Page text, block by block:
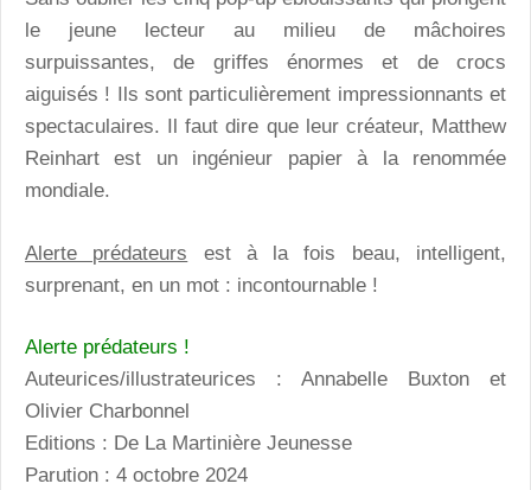
le jeune lecteur au milieu de mâchoires
surpuissantes, de griffes énormes et de crocs
aiguisés ! Ils sont particulièrement impressionnants et
spectaculaires. Il faut dire que leur créateur, Matthew
Reinhart est un ingénieur papier à la renommée
mondiale.
Alerte prédateurs est à la fois beau, intelligent,
surprenant, en un mot : incontournable !
Alerte prédateurs !
Auteurices/illustrateurices : Annabelle Buxton et
Olivier Charbonnel
Editions : De La Martinière Jeunesse
Parution : 4 octobre 2024